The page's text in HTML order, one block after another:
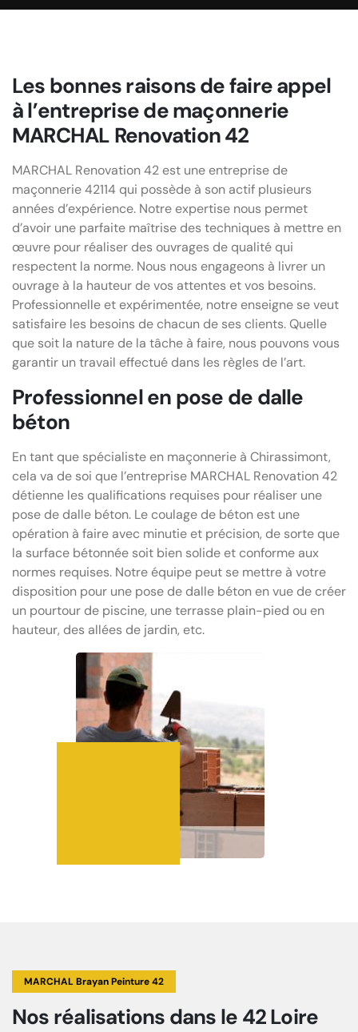
Les bonnes raisons de faire appel
à l’entreprise de maçonnerie
MARCHAL Renovation 42
MARCHAL Renovation 42 est une entreprise de
maçonnerie 42114 qui possède à son actif plusieurs
années d’expérience. Notre expertise nous permet
d’avoir une parfaite maîtrise des techniques à mettre en
œuvre pour réaliser des ouvrages de qualité qui
respectent la norme. Nous nous engageons à livrer un
ouvrage à la hauteur de vos attentes et vos besoins.
Professionnelle et expérimentée, notre enseigne se veut
satisfaire les besoins de chacun de ses clients. Quelle
que soit la nature de la tâche à faire, nous pouvons vous
garantir un travail effectué dans les règles de l’art.
Professionnel en pose de dalle
béton
En tant que spécialiste en maçonnerie à Chirassimont,
cela va de soi que l’entreprise MARCHAL Renovation 42
détienne les qualifications requises pour réaliser une
pose de dalle béton. Le coulage de béton est une
opération à faire avec minutie et précision, de sorte que
la surface bétonnée soit bien solide et conforme aux
normes requises. Notre équipe peut se mettre à votre
disposition pour une pose de dalle béton en vue de créer
un pourtour de piscine, une terrasse plain-pied ou en
hauteur, des allées de jardin, etc.
MARCHAL Brayan Peinture 42
Nos réalisations dans le 42 Loire